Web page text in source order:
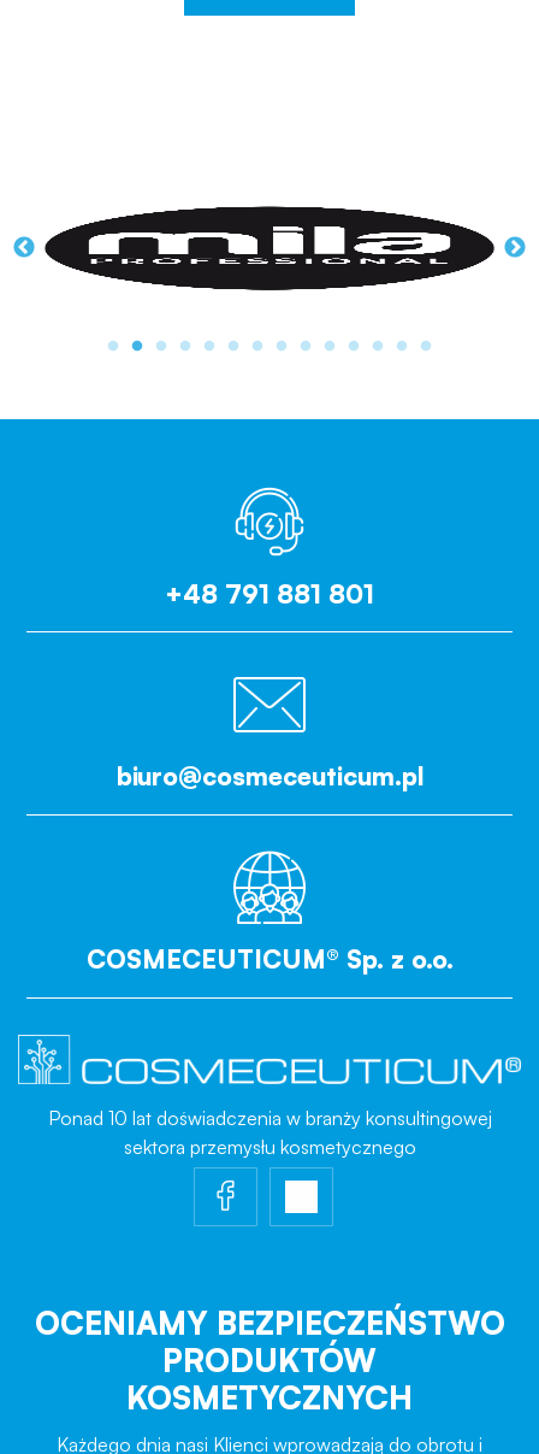
+48 791 881 801
biuro@cosmeceuticum.pl
COSMECEUTICUM® Sp. z o.o.
Ponad 10 lat doświadczenia w branży konsultingowej
sektora przemysłu kosmetycznego
OCENIAMY BEZPIECZEŃSTWO
PRODUKTÓW
KOSMETYCZNYCH
Każdego dnia nasi Klienci wprowadzają do obrotu i